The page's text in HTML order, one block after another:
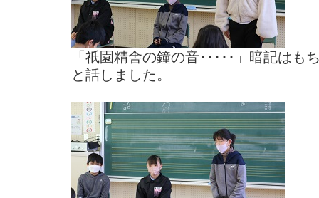
「祇園精舎の鐘の音･････」暗記はも
と話しました。